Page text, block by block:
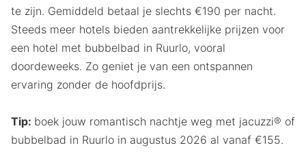
te zijn. Gemiddeld betaal je slechts €190 per nacht.
Steeds meer hotels bieden aantrekkelijke prijzen voor
een hotel met bubbelbad in Ruurlo, vooral
doordeweeks. Zo geniet je van een ontspannen
ervaring zonder de hoofdprijs.
Tip: boek jouw romantisch nachtje weg met jacuzzi® of
bubbelbad in Ruurlo in augustus 2026 al vanaf €155.